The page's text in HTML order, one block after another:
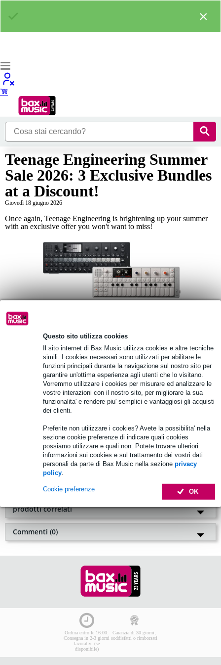
Questo sito utilizza cookies
Il sito internet di Bax Music utilizza cookies e altre tecniche
simili. I cookies necessari sono utilizzati per abilitare le
funzioni principali durante la navigazione sul nostro sito per
garantire un'ottima esperienza agli utenti che lo visitano.
Vorremmo utilizzare i cookies per misurare ed analizzare le
vostre interazioni con il nostro sito, per migliorare la sua
funzionalita' e rendere piu' semplici e vantaggiosi gli acquisti
dei clienti.
Preferite non utilizzare i cookies? Avete la possibilita' nella
sezione cookie preferenze di indicare quali cookies
possiamo utilizzare e quali non. Potete trovare ulteriori
informazioni sui cookies e sul trattamento dei vostri dati
personali da parte di Bax Music nella sezione privacy
policy
OK
Cookie preferenze
Teenage Engineering Summer
Sale 2026: 3 Exclusive Bundles
at a Discount!
Giovedì 18 giugno 2026
Once again, Teenage Engineering is brightening up your summer
with an exclusive offer you won't want to miss!
Limited-Time Summer Discounts
The brand has put together three exclusive bundles that offer much
better value than buying each item separately. Up for grabs in these
combinations: the OP-XY paired with a portable speaker, the OP-1
of their famous singing wooden dolls. This special offer runs from
31 July 2026. If you've got your eye on these little
gems, don't wait around—grab yours in just a few clicks!
Teenage Engineering Op Xy Ob 4 Black
Teenage Engineering Op 1 Field Choir Miki Carlo Gisela
Teenage Engineering Op 1 Field Ob 4 Black
prodotti correlati
6 Valutazioni
Teenage Engineering OP-XY + OB-
Prezzo consigliato 2.595,00 €
Ordina subito e riceverai il prodotto
Aggiungi al carrello
Commenti (0)
Siate i primi a lasciare un commento
(min. 10, max. 10000 caratteri)
Ordina entro le 16:00:
Consegna in 2-3 giorni
lavorativi (se
disponibile)
Garanzia di 30 giorni,
soddisfatti o rimborsati
×